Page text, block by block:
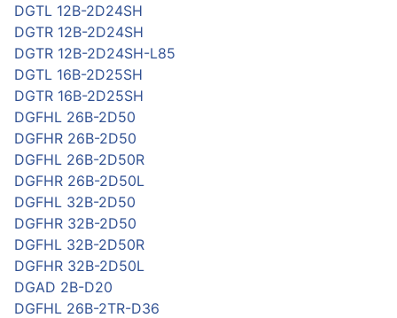
DGTL 12B-2D24SH
DGTR 12B-2D24SH
DGTR 12B-2D24SH-L85
DGTL 16B-2D25SH
DGTR 16B-2D25SH
DGFHL 26B-2D50
DGFHR 26B-2D50
DGFHL 26B-2D50R
DGFHR 26B-2D50L
DGFHL 32B-2D50
DGFHR 32B-2D50
DGFHL 32B-2D50R
DGFHR 32B-2D50L
DGAD 2B-D20
DGFHL 26B-2TR-D36